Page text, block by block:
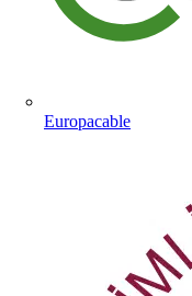
Europacable